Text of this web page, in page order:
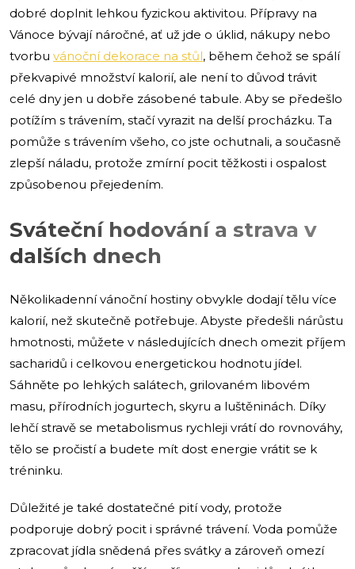
dobré doplnit lehkou fyzickou aktivitou. Přípravy na
Vánoce bývají náročné, ať už jde o úklid, nákupy nebo
tvorbu vánoční dekorace na stůl, během čehož se spálí
překvapivé množství kalorií, ale není to důvod trávit
celé dny jen u dobře zásobené tabule. Aby se předešlo
potížím s trávením, stačí vyrazit na delší procházku. Ta
pomůže s trávením všeho, co jste ochutnali, a současně
zlepší náladu, protože zmírní pocit těžkosti i ospalost
způsobenou přejedením.
Sváteční hodování a strava v
dalších dnech
Několikadenní vánoční hostiny obvykle dodají tělu více
kalorií, než skutečně potřebuje. Abyste předešli nárůstu
hmotnosti, můžete v následujících dnech omezit příjem
sacharidů i celkovou energetickou hodnotu jídel.
Sáhněte po lehkých salátech, grilovaném libovém
masu, přírodních jogurtech, skyru a luštěninách. Díky
lehčí stravě se metabolismus rychleji vrátí do rovnováhy,
tělo se pročistí a budete mít dost energie vrátit se k
tréninku.
Důležité je také dostatečné pití vody, protože
podporuje dobrý pocit i správné trávení. Voda pomůže
zpracovat jídla snědená přes svátky a zároveň omezí